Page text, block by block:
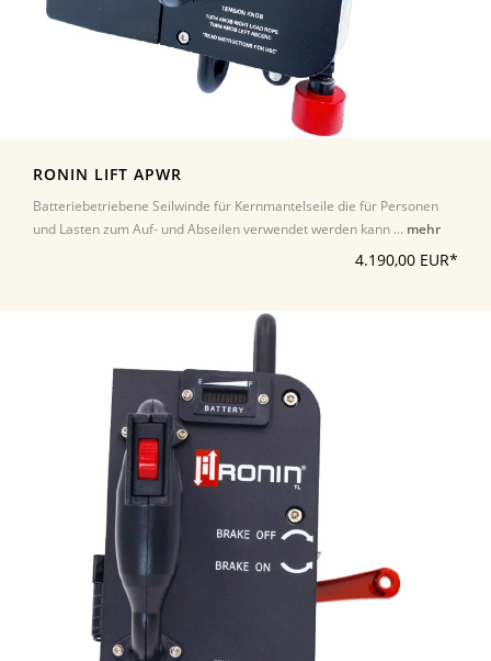
RONIN LIFT APWR
Batteriebetriebene Seilwinde für Kernmantelseile die für Personen
und Lasten zum Auf- und Abseilen verwendet werden kann ... mehr
4.190,00 EUR*